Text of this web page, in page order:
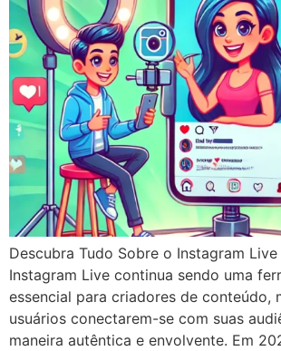
Descubra Tudo Sobre o Instagram
Instagram Live continua sendo uma
essencial para criadores de conteúdo,
usuários conectarem-se com suas
maneira autêntica e envolvente. Em